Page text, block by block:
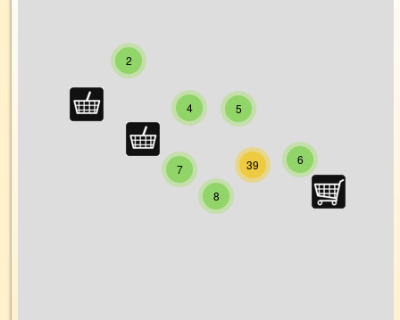
2
8
5
6
4
7 39